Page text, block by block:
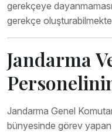
gerekçeye
gerekçe
Jandarma
Jandarma Genel
bünyesinde görev